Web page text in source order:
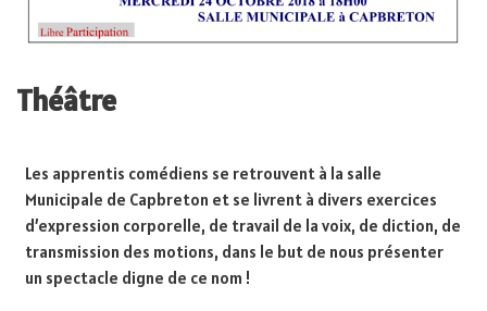
Théâtre
Les apprentis comédiens se retrouvent à la salle
Municipale de Capbreton et se livrent à divers exercices
d’expression corporelle, de travail de la voix, de diction, de
transmission des motions, dans le but de nous présenter
un spectacle digne de ce nom !